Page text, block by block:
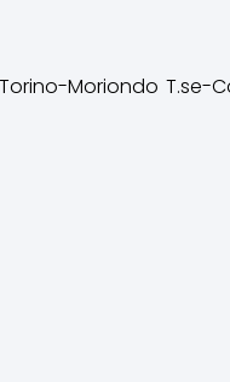
Moriondo T.se-